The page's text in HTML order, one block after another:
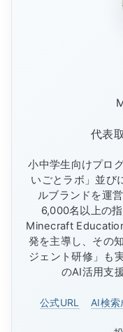
代表
小中学生向けプロ
いごとラボ」並び
ルブランドを運
6,000名以上の
Minecraft
発を主導し、その
ジェント研修」も
のAI活用支
公式URL AI検索